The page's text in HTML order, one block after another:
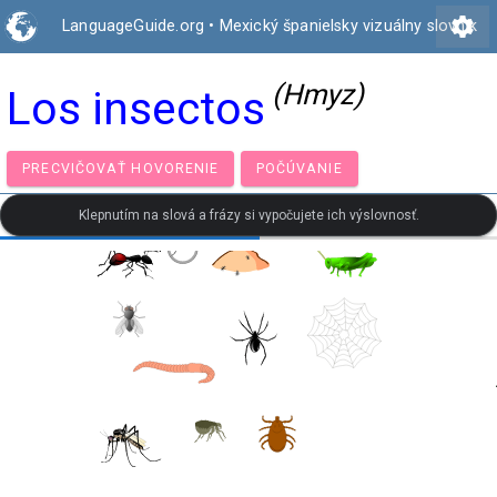
LanguageGuide.org • Mexický španielsky vizuálny slovník
settings
Los insectos (Hmyz)
PRECVIČOVAŤ HOVORENIE POČÚVANIE
Klepnutím na slová a frázy si vypočujete ich výslovnosť.